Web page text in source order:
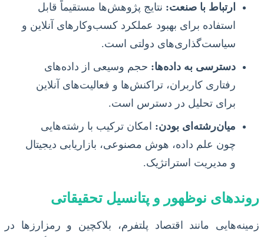
ارتباط با صنعت: نتایج پژوهش‌ها مستقیماً قابل
استفاده برای بهبود عملکرد کسب‌وکارهای آنلاین و
سیاست‌گذاری‌های دولتی است.
دسترسی به داده‌ها: حجم وسیعی از داده‌های
رفتاری کاربران، تراکنش‌ها و فعالیت‌های آنلاین
برای تحلیل در دسترس است.
میان‌رشته‌ای بودن: امکان ترکیب با رشته‌هایی
چون علم داده، هوش مصنوعی، بازاریابی دیجیتال
و مدیریت استراتژیک.
روندهای نوظهور و پتانسیل تحقیقاتی
زمینه‌هایی مانند اقتصاد پلتفرم، بلاکچین و رمزارزها در